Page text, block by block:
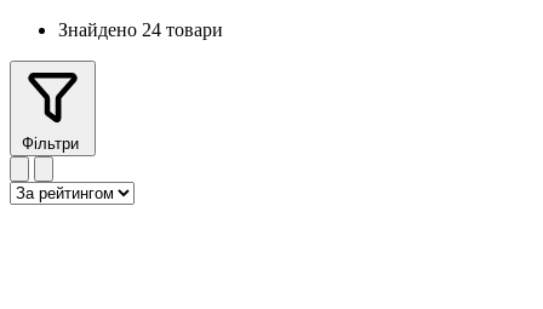
Знайдено 24 товари
Фільтри